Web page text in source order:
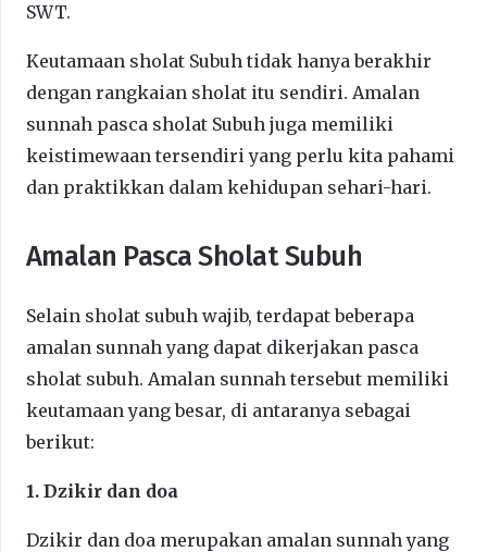
SWT.
Keutamaan sholat Subuh tidak hanya berakhir
dengan rangkaian sholat itu sendiri. Amalan
sunnah pasca sholat Subuh juga memiliki
keistimewaan tersendiri yang perlu kita pahami
dan praktikkan dalam kehidupan sehari-hari.
Amalan Pasca Sholat Subuh
Selain sholat subuh wajib, terdapat beberapa
amalan sunnah yang dapat dikerjakan pasca
sholat subuh. Amalan sunnah tersebut memiliki
keutamaan yang besar, di antaranya sebagai
berikut:
1. Dzikir dan doa
Dzikir dan doa merupakan amalan sunnah yang